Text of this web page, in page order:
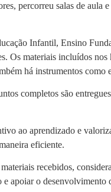
percorreu salas de
Infantil, Ensino
Os materiais incluídos
há instrumentos como
completos são
ao aprendizado e
eficiente.
recebidos,
apoiar o desenvolvimento